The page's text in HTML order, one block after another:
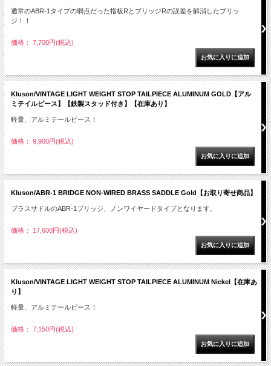
通常のABR-1タイプの弱点だった指板RとブリッジRの誤差を解消したブリッ
ジ！！
価格： 7,700円(税込)
Kluson/VINTAGE LIGHT WEIGHT STOP TAILPIECE ALUMINUM GOLD【アル
ミテイルピース】【鉄製スタッド付き】【在庫あり】
軽量、アルミテールピース！
価格： 9,900円(税込)
Kluson/ABR-1 BRIDGE NON-WIRED BRASS SADDLE Gold【お取り寄せ商品】
ブラスサドルのABR-1ブリッジ、ノンワイヤードタイプとなります。
価格： 17,600円(税込)
Kluson/VINTAGE LIGHT WEIGHT STOP TAILPIECE ALUMINUM Nickel【在庫あ
り】
軽量、アルミテールピース！
価格： 7,150円(税込)